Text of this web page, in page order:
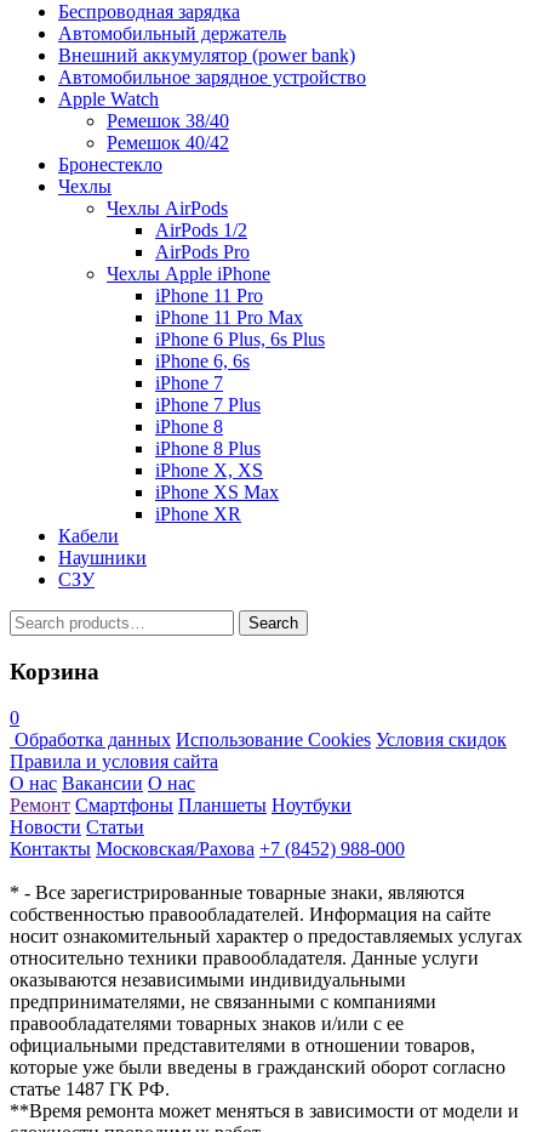
Беспроводная зарядка
Автомобильный держатель
Внешний аккумулятор (power bank)
Автомобильное зарядное устройство
Apple Watch
Ремешок 38/40
Ремешок 40/42
Бронестекло
Чехлы
Чехлы AirPods
AirPods 1/2
AirPods Pro
Чехлы Apple iPhone
iPhone 11 Pro
iPhone 11 Pro Max
iPhone 6 Plus, 6s Plus
iPhone 6, 6s
iPhone 7
iPhone 7 Plus
iPhone 8
iPhone 8 Plus
iPhone X, XS
iPhone XS Max
iPhone XR
Кабели
Наушники
СЗУ
Search
for:
Search
Корзина
0
Обработка данных Использование Cookies Условия скидок
Правила и условия сайта
О нас Вакансии О нас
Ремонт Смартфоны Планшеты Ноутбуки
Новости Статьи
Контакты Московская/Рахова +7 (8452) 988-000
* - Все зарегистрированные товарные знаки, являются
собственностью правообладателей. Информация на сайте
носит ознакомительный характер о предоставляемых услугах
относительно техники правообладателя. Данные услуги
оказываются независимыми индивидуальными
предпринимателями, не связанными с компаниями
правообладателями товарных знаков и/или с ее
официальными представителями в отношении товаров,
которые уже были введены в гражданский оборот согласно
статье 1487 ГК РФ.
**Время ремонта может меняться в зависимости от модели и